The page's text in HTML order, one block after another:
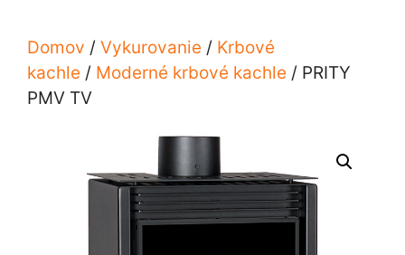
Domov / Vykurovanie / Krbové
kachle / Moderné krbové kachle / PRITY
PMV TV